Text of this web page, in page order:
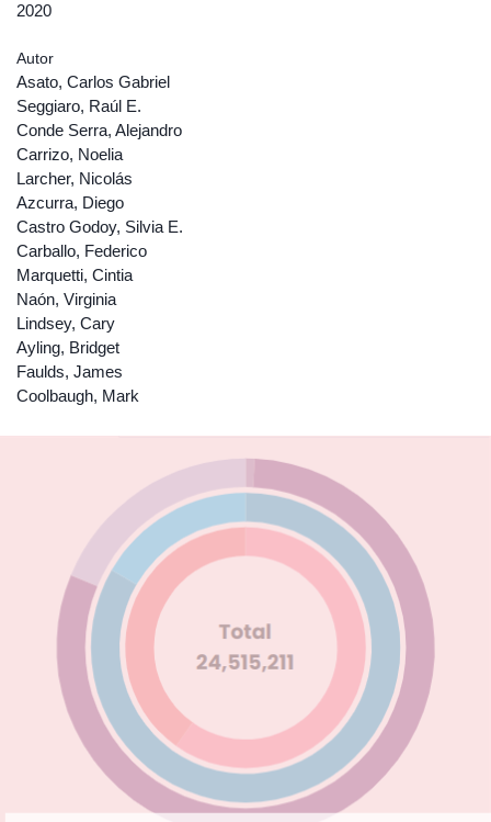
2020
Autor
Asato, Carlos Gabriel
Seggiaro, Raúl E.
Conde Serra, Alejandro
Carrizo, Noelia
Larcher, Nicolás
Azcurra, Diego
Castro Godoy, Silvia E.
Carballo, Federico
Marquetti, Cintia
Naón, Virginia
Lindsey, Cary
Ayling, Bridget
Faulds, James
Coolbaugh, Mark